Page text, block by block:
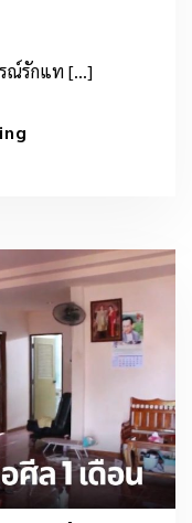
ณ์รักแท […]